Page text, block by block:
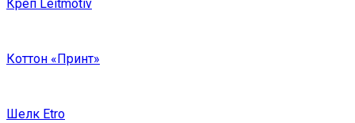
Креп Leitmotiv
Коттон «Принт»
Шелк Etro